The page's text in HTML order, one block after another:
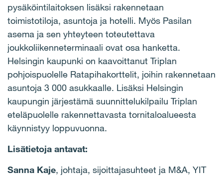
pysäköintilaitoksen lisäksi rakennetaan
toimistotiloja, asuntoja ja hotelli. Myös Pasilan
asema ja sen yhteyteen toteutettava
joukkoliikenneterminaali ovat osa hanketta.
Helsingin kaupunki on kaavoittanut Triplan
pohjoispuolelle Ratapihakorttelit, joihin rakennetaan
asuntoja 3 000 asukkaalle. Lisäksi Helsingin
kaupungin järjestämä suunnittelukilpailu Triplan
eteläpuolelle rakennettavasta tornitaloalueesta
käynnistyy loppuvuonna.
Lisätietoja antavat:
Sanna Kaje, johtaja, sijoittajasuhteet ja M&A, YIT